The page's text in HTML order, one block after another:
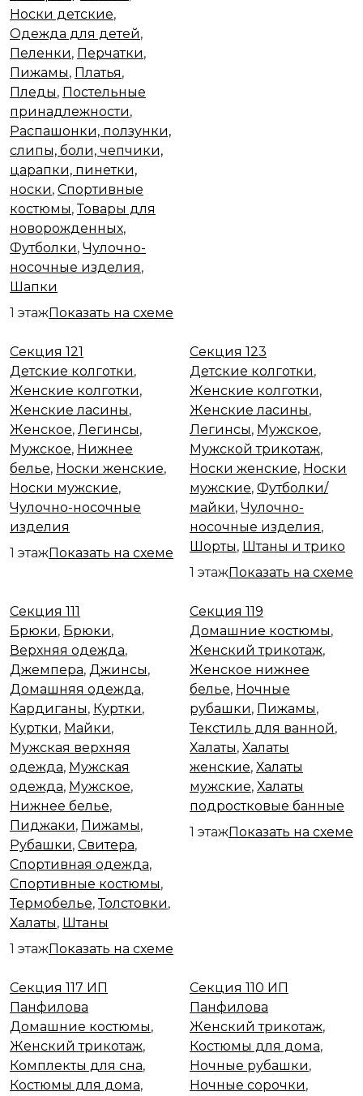
Носки детские,
Одежда для детей,
Пеленки, Перчатки,
Пижамы, Платья,
Пледы, Постельные
принадлежности,
Распашонки, ползунки,
слипы, боли, чепчики,
царапки, пинетки,
носки, Спортивные
костюмы,Товары для
новорожденных,
Футболки, Чулочно-
носочные изделия,
Шапки
1 этажПоказать на схеме
Секция 121
Детские колготки,
Женские колготки,
Женские ласины,
Женское, Легинсы,
Мужское, Нижнее
белье, Носки женские,
Носки мужские,
Чулочно-носочные
изделия
1 этажПоказать на схеме
Секция 123
Детские колготки,
Женские колготки,
Женские ласины,
Легинсы, Мужское,
Мужской трикотаж,
Носки женские, Носки
мужские, Футболки/
майки, Чулочно-
носочные изделия,
Шорты, Штаны и трико
1 этажПоказать на схеме
Секция 111
Брюки, Брюки,
Верхняя одежда,
Джемпера, Джинсы,
Домашняя одежда,
Кардиганы, Куртки,
Куртки, Майки,
Мужская верхняя
одежда, Мужская
одежда, Мужское,
Нижнее белье,
Пиджаки, Пижамы,
Рубашки, Свитера,
Спортивная одежда,
Спортивные костюмы,
Термобелье,Толстовки,
Халаты, Штаны
1 этажПоказать на схеме
Секция 119
Домашние костюмы,
Женский трикотаж,
Женское нижнее
белье, Ночные
рубашки, Пижамы,
Текстиль для ванной,
Халаты, Халаты
женские, Халаты
мужские, Халаты
подростковые банные
1 этажПоказать на схеме
Секция 117 ИП
Панфилова
Домашние костюмы,
Женский трикотаж,
Комплекты для сна,
Костюмы для дома,
Секция 110 ИП
Панфилова
Женский трикотаж,
Костюмы для дома,
Ночные рубашки,
Ночные сорочки,